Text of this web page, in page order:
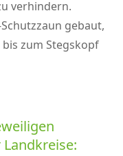
verhindern.
gebaut,
zum Stegskopf